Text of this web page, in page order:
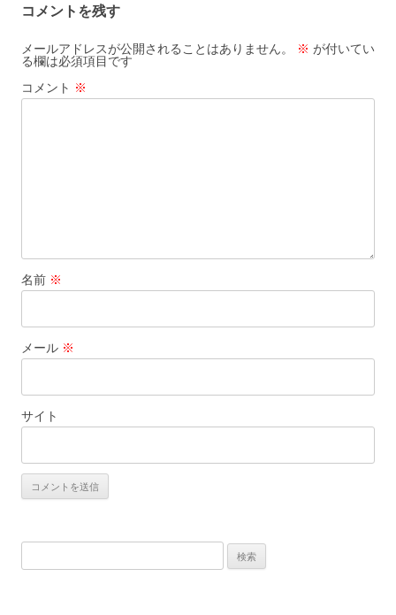
ゲ
ー
シ
ョ
コメントを残す
メールアドレスが公開されることはありません。 ※ が付いてい
る欄は必須項目です
コメント ※
名前 ※
メール ※
サイト
索: